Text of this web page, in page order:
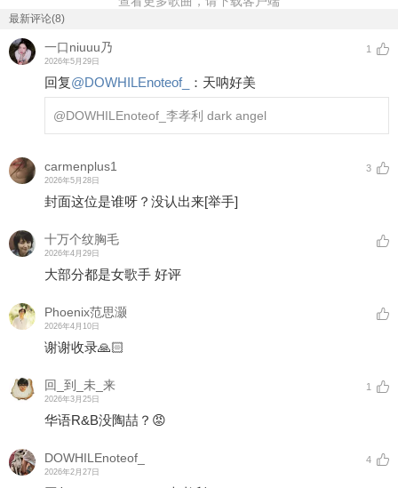
最新评论(8)
一口niuuu乃
2026年5月29日
1
回复@DOWHILEnoteof_ ： 天呐好美
@DOWHILEnoteof_ 李孝利 dark angel
carmenplus1
2026年5月28日
3
封面这位是谁呀？没认出来[举手]
十万个纹胸毛
2026年4月29日
大部分都是女歌手 好评
Phoenix范思灏
2026年4月10日
谢谢收录🙏🏻
回_到_未_来
2026年3月25日
1
华语R&B没陶喆？😡
DOWHILEnoteof_
2026年2月27日
4